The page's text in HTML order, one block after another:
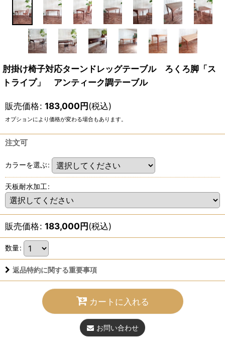
肘掛け椅子対応ターンドレッグテーブル ろくろ脚「ス
トライプ」 アンティーク調テーブル
販売価格: 183,000円(税込)
オプションにより価格が変わる場合もあります。
注文可
カラーを選ぶ:
天板耐水加工:
販売価格: 183,000円(税込)
数量:
返品特約に関する重要事項
カートに入れる
お問い合わせ